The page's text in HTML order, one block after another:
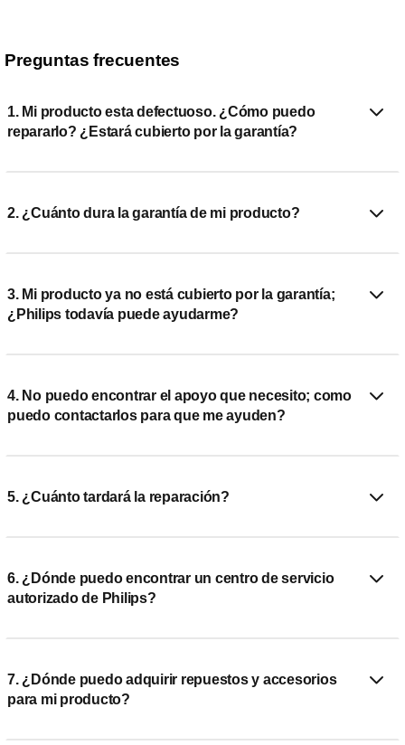
Preguntas frecuentes
1. Mi producto esta defectuoso. ¿Cómo puedo
repararlo? ¿Estará cubierto por la garantía?
2. ¿Cuánto dura la garantía de mi producto?
3. Mi producto ya no está cubierto por la garantía;
¿Philips todavía puede ayudarme?
4. No puedo encontrar el apoyo que necesito; como
puedo contactarlos para que me ayuden?
5. ¿Cuánto tardará la reparación?
6. ¿Dónde puedo encontrar un centro de servicio
autorizado de Philips?
7. ¿Dónde puedo adquirir repuestos y accesorios
para mi producto?